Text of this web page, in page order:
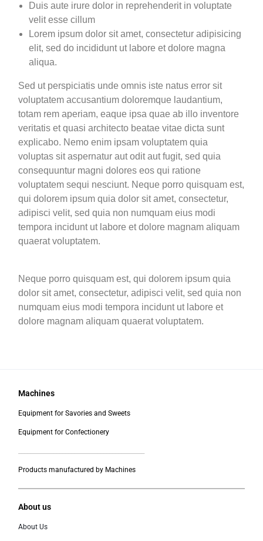
Duis aute irure dolor in reprehenderit in voluptate
velit esse cillum
Lorem ipsum dolor sit amet, consectetur adipisicing
elit, sed do incididunt ut labore et dolore magna
aliqua.
Sed ut perspiciatis unde omnis iste natus error sit
voluptatem accusantium doloremque laudantium,
totam rem aperiam, eaque ipsa quae ab illo inventore
veritatis et quasi architecto beatae vitae dicta sunt
explicabo. Nemo enim ipsam voluptatem quia
voluptas sit aspernatur aut odit aut fugit, sed quia
consequuntur magni dolores eos qui ratione
voluptatem sequi nesciunt. Neque porro quisquam est,
qui dolorem ipsum quia dolor sit amet, consectetur,
adipisci velit, sed quia non numquam eius modi
tempora incidunt ut labore et dolore magnam aliquam
quaerat voluptatem.
Neque porro quisquam est, qui dolorem ipsum quia
dolor sit amet, consectetur, adipisci velit, sed quia non
numquam eius modi tempora incidunt ut labore et
dolore magnam aliquam quaerat voluptatem.
Machines
Equipment for Savories and Sweets
Equipment for Confectionery
Products manufactured by Machines
About us
About Us